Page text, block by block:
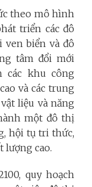
theo mô hình
triển các đô
biển và đô
tâm đổi mới
các khu công
và các trung
liệu và năng
một đô thị
hội tụ tri thức,
lượng cao.
quy hoạch